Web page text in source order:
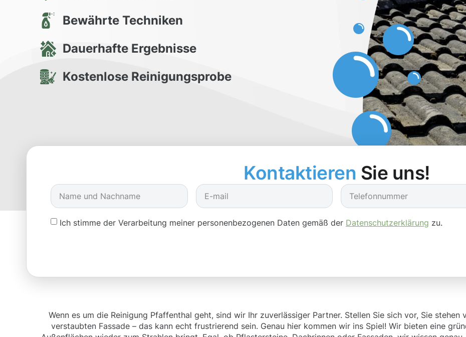
Bewährte Techniken
Dauerhafte Ergebnisse
Kostenlose Reinigungsprobe
Kontaktieren Sie uns!
Ich stimme der Verarbeitung meiner personenbezogenen Daten gemäß der Datenschutzerklärung zu.
Wenn es um die Reinigung Pfaffenthal geht, sind wir Ihr zuverlässiger Partner. Stellen Sie sich vor, Sie
verstaubten Fassade – das kann echt frustrierend sein. Genau hier kommen wir ins Spiel! Wir bieten eine